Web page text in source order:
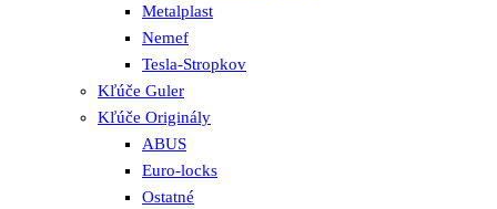
Metalplast
Nemef
Tesla-Stropkov
Kľúče Guler
Kľúče Originály
ABUS
Euro-locks
Ostatné